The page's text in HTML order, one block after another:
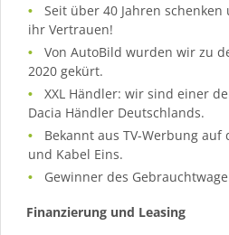
Seit über 40 Jahren
ihr Vertrauen!
Von AutoBild wurden wir zu
2020 gekürt.
XXL Händler: wir sind einer
Dacia Händler Deutschlands.
Bekannt aus TV-Werbung auf
und Kabel Eins.
Gewinner des
Finanzierung und Leasing